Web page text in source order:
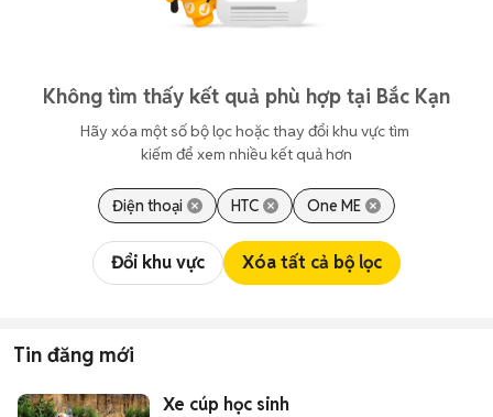
Không tìm thấy kết quả phù hợp tại Bắc Kạn
Hãy xóa một số bộ lọc hoặc thay đổi khu vực tìm
kiếm để xem nhiều kết quả hơn
Điện thoại HTC One ME
Đổi khu vực Xóa tất cả bộ lọc
Tin đăng mới
Xe cúp học sinh